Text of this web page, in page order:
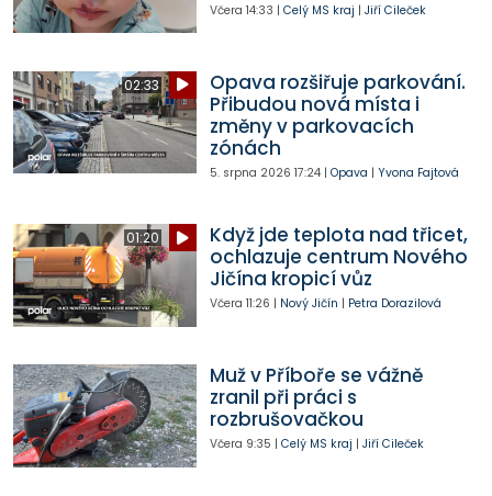
Včera 14:33 | Celý MS kraj | Jiří Cileček
02:33
Opava rozšiřuje parkování.
Přibudou nová místa i
změny v parkovacích
zónách
5. srpna 2026 17:24| Opava | Yvona Fajtová
01:20
Když jde teplota nad třicet,
ochlazuje centrum Nového
Jičína kropicí vůz
Včera 11:26 | Nový Jičín | Petra Dorazilová
Muž v Příboře se vážně
zranil při práci s
rozbrušovačkou
Včera 9:35 | Celý MS kraj | Jiří Cileček